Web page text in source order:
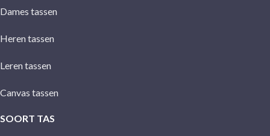
Dames tassen
Heren tassen
Leren tassen
Canvas tassen
SOORT TAS